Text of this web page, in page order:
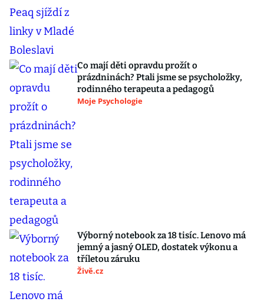
Co mají děti opravdu prožít o
prázdninách? Ptali jsme se psycholožky,
rodinného terapeuta a pedagogů
Moje Psychologie
Výborný notebook za 18 tisíc. Lenovo má
jemný a jasný OLED, dostatek výkonu a
tříletou záruku
Živě.cz